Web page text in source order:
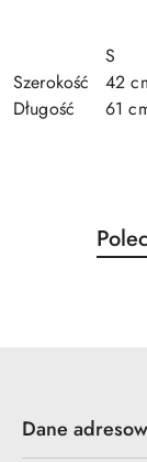
S
Szerokość
42
Długość
61
Pomiń
o
Dane